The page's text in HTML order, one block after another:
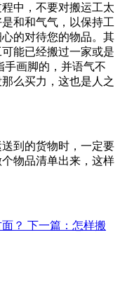
中，不要对搬运工太
和和气气，以保持工
的对待您的物品。其
能已经搬过一家或是
手画脚的，并语气不
么买力，这也是人之
到的货物时，一定要
物品清单出来，这样
？ 下一篇：怎样搬